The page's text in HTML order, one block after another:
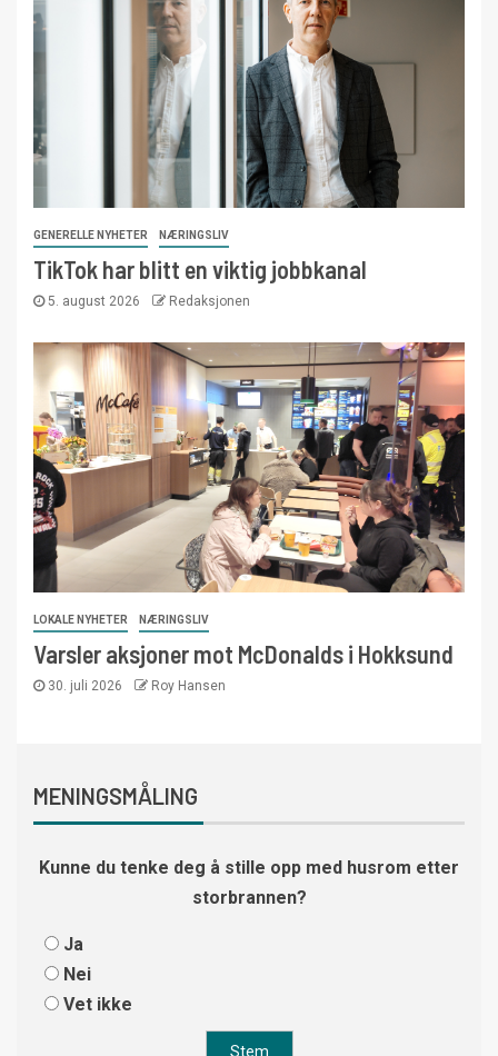
GENERELLE NYHETER NÆRINGSLIV
TikTok har blitt en viktig jobbkanal
5. august 2026 Redaksjonen
LOKALE NYHETER NÆRINGSLIV
Varsler aksjoner mot McDonalds i Hokksund
30. juli 2026 Roy Hansen
MENINGSMÅLING
Kunne du tenke deg å stille opp med husrom etter
storbrannen?
Ja
Nei
Vet ikke